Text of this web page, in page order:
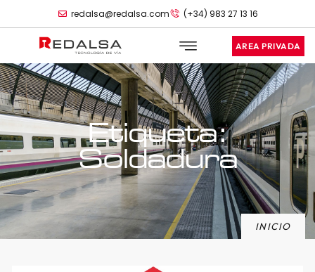
redalsa@redalsa.com (+34) 983 27 13 16
AREA PRIVADA
Etiqueta:
Soldadura
INICIO